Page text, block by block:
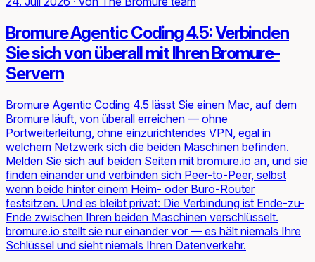
Bromure Agentic Coding 4.5: Verbinden
Sie sich von überall mit Ihren Bromure-
Servern
Bromure Agentic Coding 4.5 lässt Sie einen Mac, auf dem
Bromure läuft, von überall erreichen — ohne
Portweiterleitung, ohne einzurichtendes VPN, egal in
welchem Netzwerk sich die beiden Maschinen befinden.
Melden Sie sich auf beiden Seiten mit bromure.io an, und sie
finden einander und verbinden sich Peer-to-Peer, selbst
wenn beide hinter einem Heim- oder Büro-Router
festsitzen. Und es bleibt privat: Die Verbindung ist Ende-zu-
Ende zwischen Ihren beiden Maschinen verschlüsselt.
bromure.io stellt sie nur einander vor — es hält niemals Ihre
Schlüssel und sieht niemals Ihren Datenverkehr.